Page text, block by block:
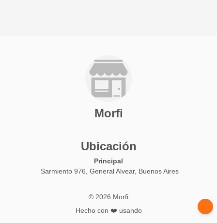
Morfi
Ubicación
Principal
Sarmiento 976, General Alvear, Buenos Aires
© 2026 Morfi
Hecho con ❤️ usando